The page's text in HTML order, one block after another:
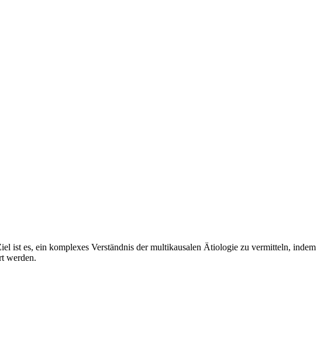
ist es, ein komplexes Verständnis der multikausalen Ätiologie zu vermitteln, indem
werden.